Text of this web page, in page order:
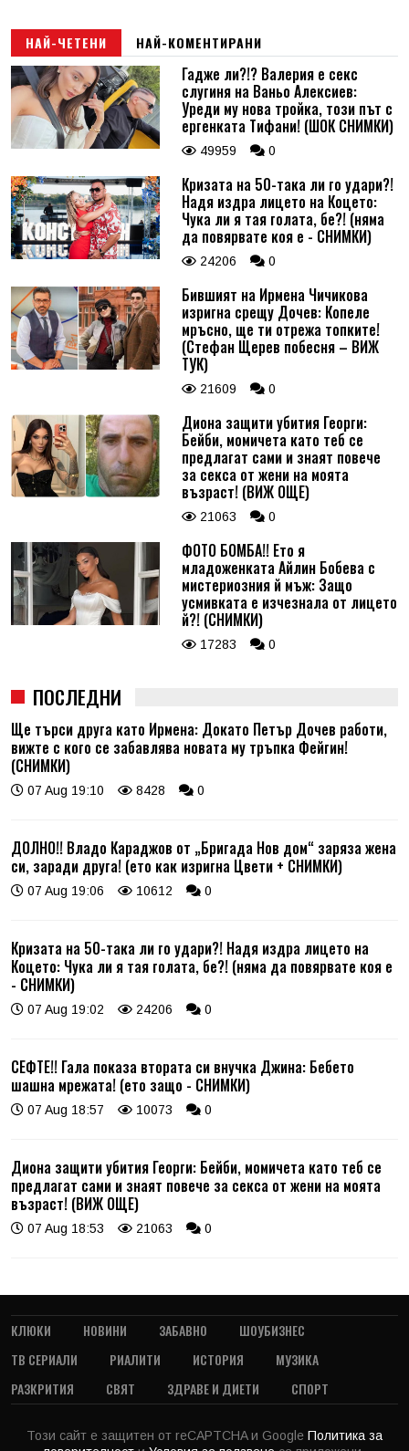
НАЙ-ЧЕТЕНИ НАЙ-КОМЕНТИРАНИ
Гадже ли?!? Валерия е секс
слугиня на Ваньо Алексиев:
Уреди му нова тройка, този път с
ергенката Тифани! (ШОК СНИМКИ)
49959 0
Кризата на 50-така ли го удари?!
Надя издра лицето на Коцето:
Чука ли я тая голата, бе?! (няма
да повярвате коя е - СНИМКИ)
24206 0
Бившият на Ирмена Чичикова
изригна срещу Дочев: Копеле
мръсно, ще ти отрежа топките!
(Стефан Щерев побесня – ВИЖ
ТУК)
21609 0
Диона защити убития Георги:
Бейби, момичета като теб се
предлагат сами и знаят повече
за секса от жени на моята
възраст! (ВИЖ ОЩЕ)
21063 0
ФОТО БОМБА!! Ето я
младоженката Айлин Бобева с
мистериозния й мъж: Защо
усмивката е изчезнала от лицето
й?! (СНИМКИ)
17283 0
ПОСЛЕДНИ
Ще търси друга като Ирмена: Докато Петър Дочев работи,
вижте с кого се забавлява новата му тръпка Фейгин!
(СНИМКИ)
07 Aug 19:10 8428 0
ДОЛНО!! Владо Караджов от „Бригада Нов дом“ заряза жена
си, заради друга! (ето как изригна Цвети + СНИМКИ)
07 Aug 19:06 10612 0
Кризата на 50-така ли го удари?! Надя издра лицето на
Коцето: Чука ли я тая голата, бе?! (няма да повярвате коя е
- СНИМКИ)
07 Aug 19:02 24206 0
СЕФТЕ!! Гала показа втората си внучка Джина: Бебето
шашна мрежата! (ето защо - СНИМКИ)
07 Aug 18:57 10073 0
Диона защити убития Георги: Бейби, момичета като теб се
предлагат сами и знаят повече за секса от жени на моята
възраст! (ВИЖ ОЩЕ)
07 Aug 18:53 21063 0
КЛЮКИ НОВИНИ ЗАБАВНО
ШОУБИЗНЕС
ТВ СЕРИАЛИ
РИАЛИТИ ИСТОРИЯ
МУЗИКА
РАЗКРИТИЯ
СВЯТ ЗДРАВЕ И ДИЕТИ СПОРТ
Този сайт е защитен от reCAPTCHA и Google Политика за